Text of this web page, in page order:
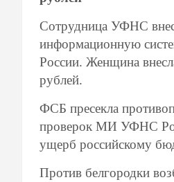
Сотрудница УФНС
информационную
России. Женщина
рублей.
ФСБ пресекла
проверок МИ УФНС
ущерб российскому
Против белгородки